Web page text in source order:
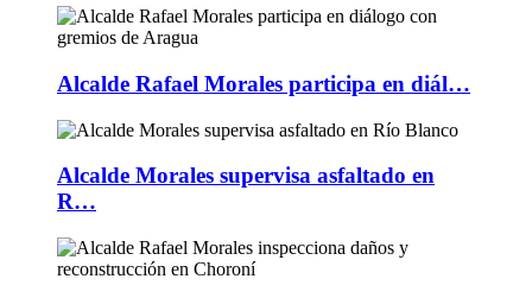
Alcalde Rafael Morales participa en diál…
Alcalde Morales supervisa asfaltado en
R…